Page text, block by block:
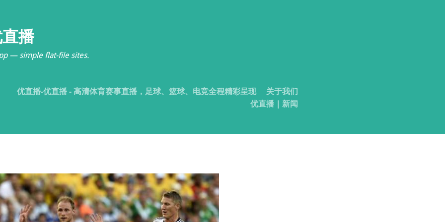
播
— simple flat-file sites.
优直播-优直播 - 高清体育赛事直播，足球、篮球、电竞全程精彩呈现
关于我们
优直播｜新闻